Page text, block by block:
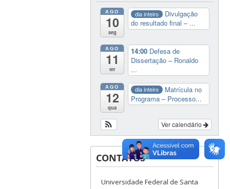
AGO
10
seg
dia inteiro
Divulgação
do resultado final – ...
AGO
11
ter
14:00 Defesa de
Dissertação – Ronaldo
...
AGO
12
qua
dia inteiro
Matrícula no
Programa – Processo...
Ver calendário
CONTATOS
Universidade Federal de Santa